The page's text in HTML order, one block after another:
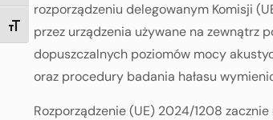
TOGGLE FONT SIZE
rozporządzeniu delegowanym Komisji
przez urządzenia używane na zewnątrz
dopuszczalnych poziomów mocy
oraz procedury badania hałasu
Rozporządzenie (UE) 2024/1208